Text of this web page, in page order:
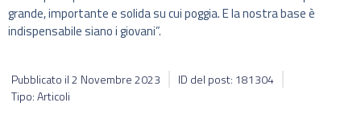
grande, importante e solida su cui poggia. E la nostra base è
indispensabile siano i giovani”.
Pubblicato il2 Novembre 2023
ID del post: 181304
Tipo: Articoli